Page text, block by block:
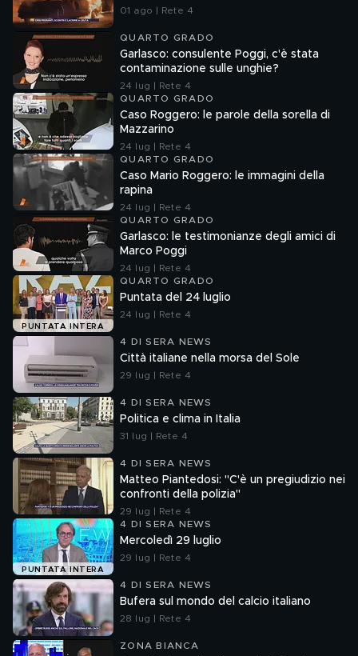
01 ago | Rete 4
QUARTO GRADO
Garlasco: consulente Poggi, c'è stata
contaminazione sulle unghie?
24 lug | Rete 4
QUARTO GRADO
Caso Roggero: le parole della sorella di
Mazzarino
24 lug | Rete 4
QUARTO GRADO
Caso Mario Roggero: le immagini della
rapina
24 lug | Rete 4
QUARTO GRADO
Garlasco: le testimonianze degli amici di
Marco Poggi
24 lug | Rete 4
PUNTATA INTERA
QUARTO GRADO
Puntata del 24 luglio
24 lug | Rete 4
4 DI SERA NEWS
Città italiane nella morsa del Sole
29 lug | Rete 4
4 DI SERA NEWS
Politica e clima in Italia
31 lug | Rete 4
4 DI SERA NEWS
Matteo Piantedosi: "C'è un pregiudizio nei
confronti della polizia"
29 lug | Rete 4
PUNTATA INTERA
4 DI SERA NEWS
Mercoledì 29 luglio
29 lug | Rete 4
4 DI SERA NEWS
Bufera sul mondo del calcio italiano
28 lug | Rete 4
ZONA BIANCA